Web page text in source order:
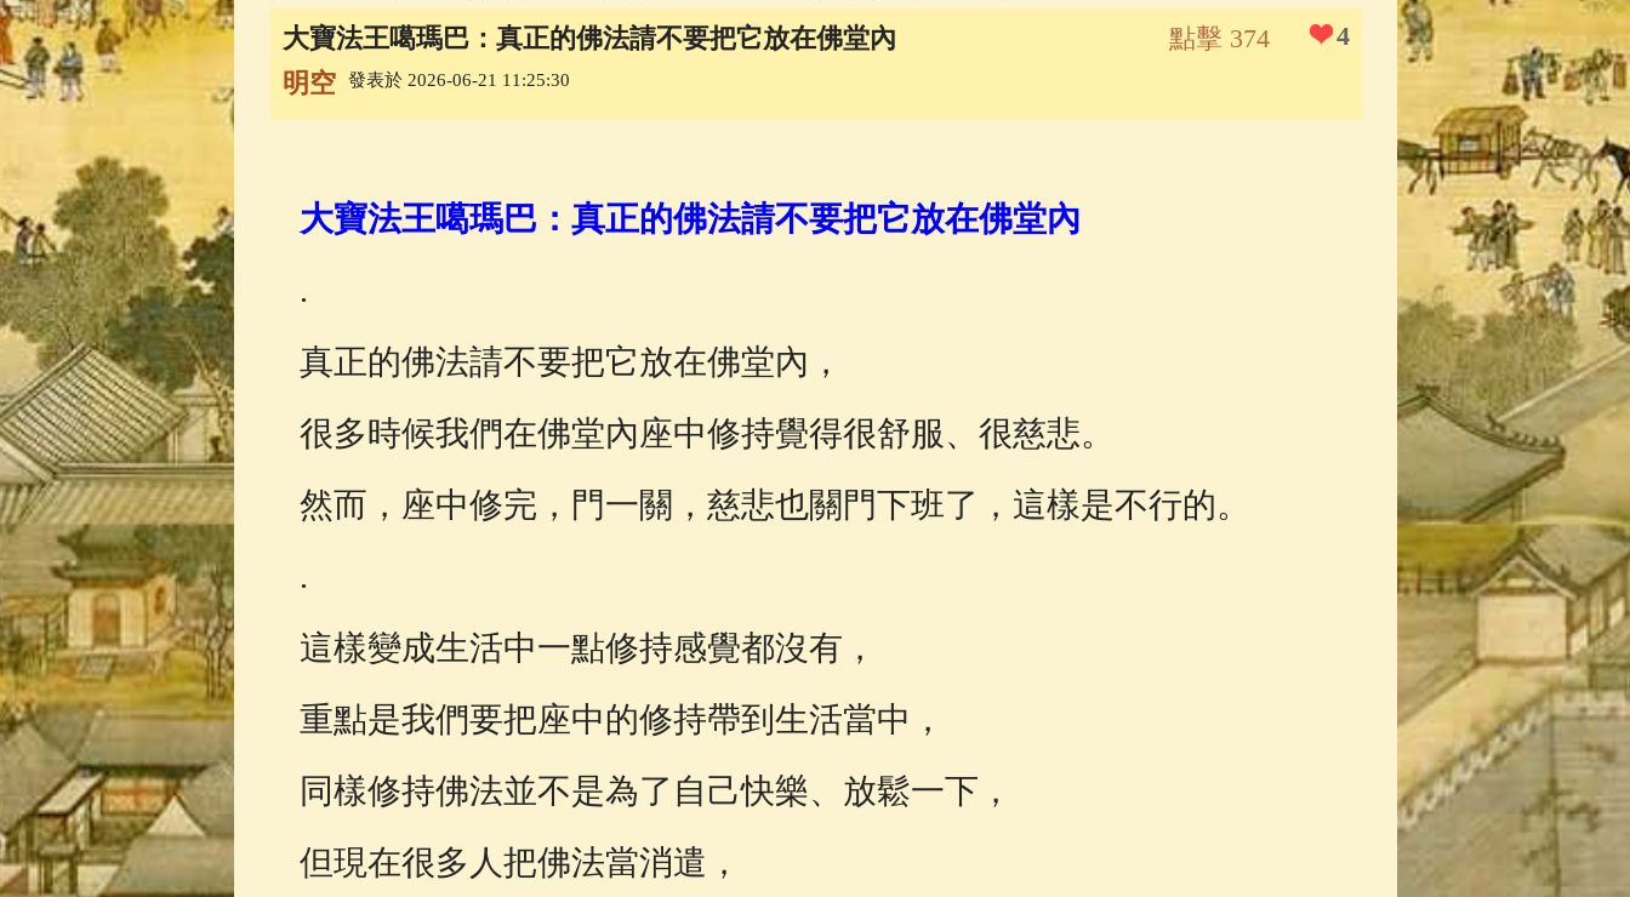
一切如來心秘密全身舍利寶篋印陀羅尼經(81) 六字大明咒(81) 大悲咒(72)
釋迦牟尼佛傳(69)
佛典故事(37) 佛說療痔(腫瘤)病經(27) 助念機 App(3)
大寶法王噶瑪巴：真正的佛法請不要把它放在佛堂內
4
點擊 374
明空
發表於 2026-06-21 11:25:30
大寶法王噶瑪巴：真正的佛法請不要把它放在佛堂內
.
真正的佛法請不要把它放在佛堂內，
很多時候我們在佛堂內座中修持覺得很舒服、很慈悲。
然而，座中修完，門一關，慈悲也關門下班了，這樣是不行的。
.
這樣變成生活中一點修持感覺都沒有，
重點是我們要把座中的修持帶到生活當中，
同樣修持佛法並不是為了自己快樂、放鬆一下，
但現在很多人把佛法當消遣，